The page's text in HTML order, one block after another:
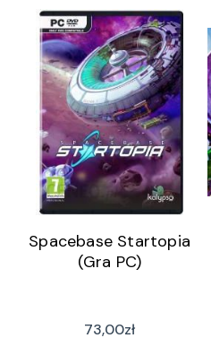
Spacebase Startopia
(Gra PC)
73,00zł